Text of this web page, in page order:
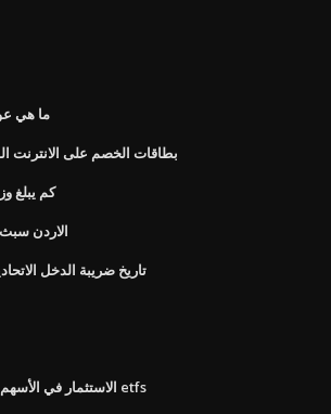
ما هي
بطاقات الخصم على الانترنت
كم يبلغ
الاردن
تاريخ ضريبة الدخل
الاستثمار في الأسهم الأراضي الزراعية مقابل etfs